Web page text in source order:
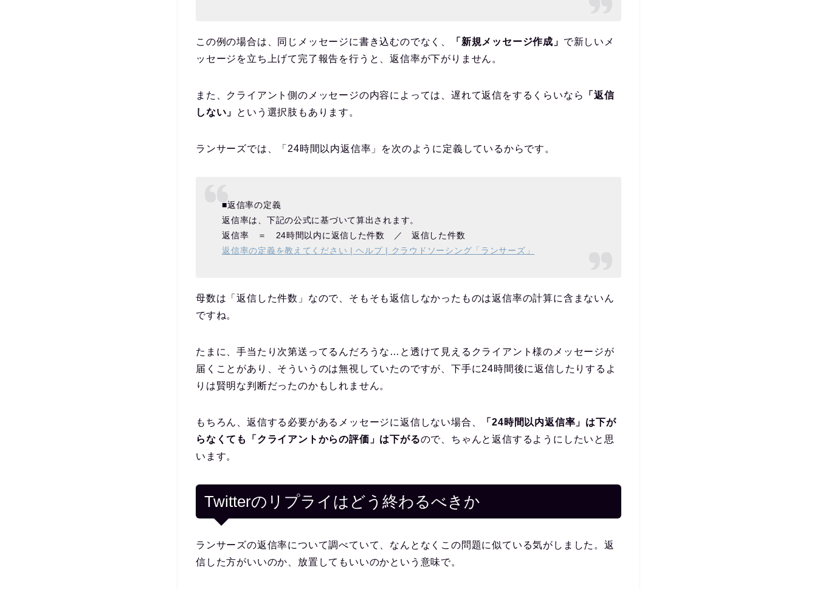
この例の場合は、同じメッセージに書き込むのでなく、 「新規メッセージ作成」 で新しいメ
ッセージを立ち上げて完了報告を行うと、返信率が下がりません。
また、クライアント側のメッセージの内容によっては、遅れて返信をするくらいなら
「返信
しない」
という選択肢もあります。
ランサーズでは、「24時間以内返信率」を次のように定義しているからです。
■返信率の定義
返信率は、下記の公式に基づいて算出されます。
返信率 ＝ 24時間以内に返信した件数 ／ 返信した件数
返信率の定義を教えてください | ヘルプ | クラウドソーシング「ランサーズ」
母数は「返信した件数」なので、そもそも返信しなかったものは返信率の計算に含まないん
ですね。
たまに、手当たり次第送ってるんだろうな…と透けて見えるクライアント様のメッセージが
届くことがあり、そういうのは無視していたのですが、下手に24時間後に返信したりするよ
りは賢明な判断だったのかもしれません。
もちろん、返信する必要があるメッセージに返信しない場合、
「24時間以内返信率」は下が
らなくても「クライアントからの評価」は下がるので、ちゃんと返信するようにしたいと思
います。
Twitterのリプライはどう終わるべきか
ランサーズの返信率について調べていて、なんとなくこの問題に似ている気がしました。返
信した方がいいのか、放置してもいいのかという意味で。